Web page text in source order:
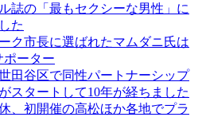
誌の「最もセクシーな男性」に
た
ク市長に選ばれたマムダニ氏は
ポーター
田谷区で同性パートナーシップ
スタートして10年が経ちました
、初開催の高松ほか各地でプラ